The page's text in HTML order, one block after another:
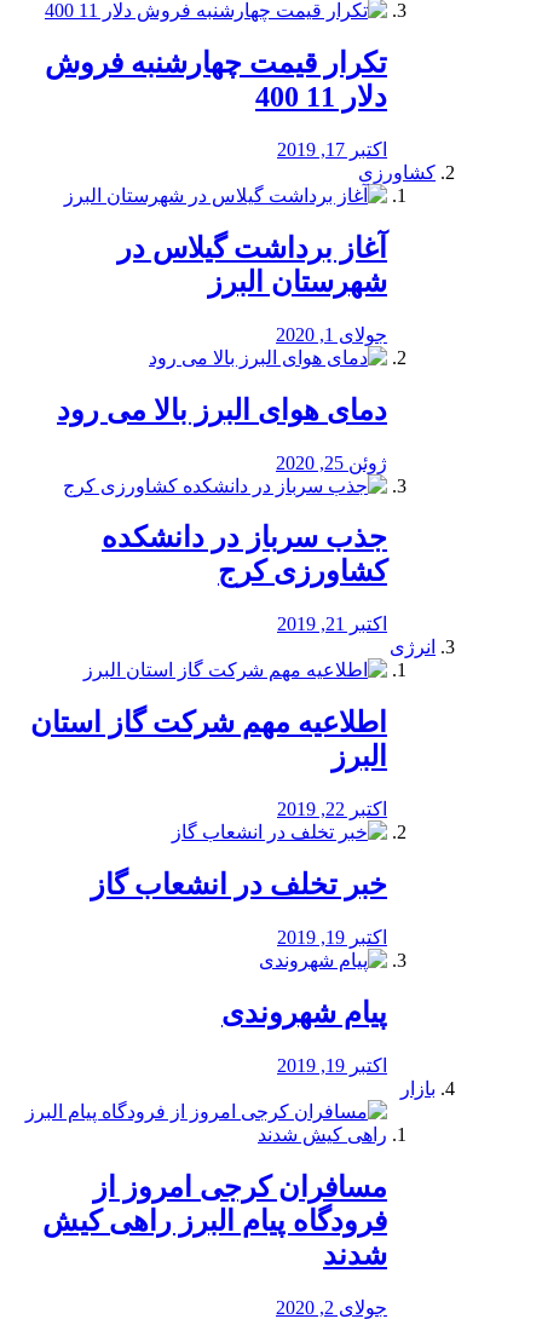
تکرار قیمت چهارشنبه فروش
دلار 11 400
اکتبر 17, 2019
کشاورزی
آغاز برداشت گیلاس در
شهرستان البرز
جولای 1, 2020
دمای هوای البرز بالا می رود
ژوئن 25, 2020
جذب سرباز در دانشکده
کشاورزی کرج
اکتبر 21, 2019
انرژی
️اطلاعیه مهم شرکت گاز استان
البرز
اکتبر 22, 2019
خبر تخلف در انشعاب گاز
اکتبر 19, 2019
پیام شهروندی
اکتبر 19, 2019
بازار
مسافران کرجی امروز از
فرودگاه پیام البرز راهی کیش
شدند
جولای 2, 2020